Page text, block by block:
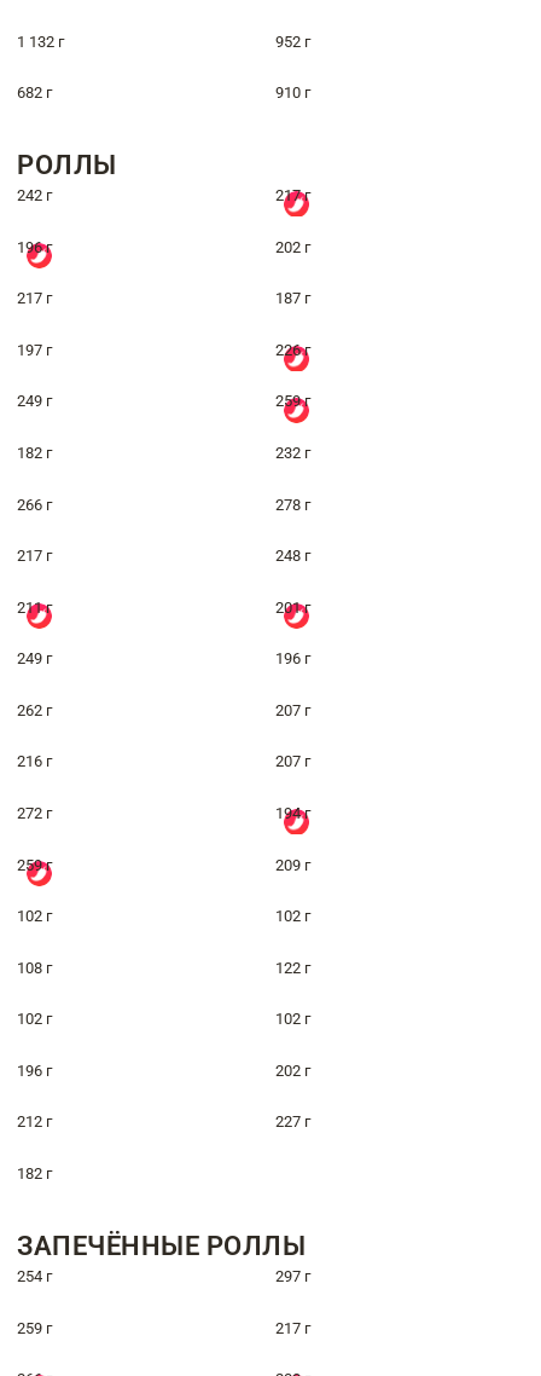
1 132 г 952 г
682 г 910 г
РОЛЛЫ
242 г 217 г
196 г 202 г
217 г 187 г
197 г 226 г
249 г 259 г
182 г 232 г
266 г 278 г
217 г 248 г
211 г 201 г
249 г 196 г
262 г 207 г
216 г 207 г
272 г 194 г
259 г 209 г
102 г 102 г
108 г 122 г
102 г 102 г
196 г 202 г
212 г 227 г
182 г
ЗАПЕЧЁННЫЕ РОЛЛЫ
254 г 297 г
259 г 217 г